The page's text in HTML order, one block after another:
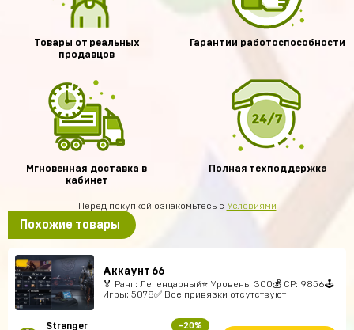
Товары от реальных
продавцов
Гарантии работоспособности
Мгновенная доставка в
кабинет
Полная техподдержка
Перед покупкой ознакомьтесь с Условиями
Похожие товары
Аккаунт 66
🏅 Ранг: Легендарный⭐️ Уровень: 300💰 CP: 9856🕹
Игры: 5078✅ Все привязки отсутствуют
Stranger -20%